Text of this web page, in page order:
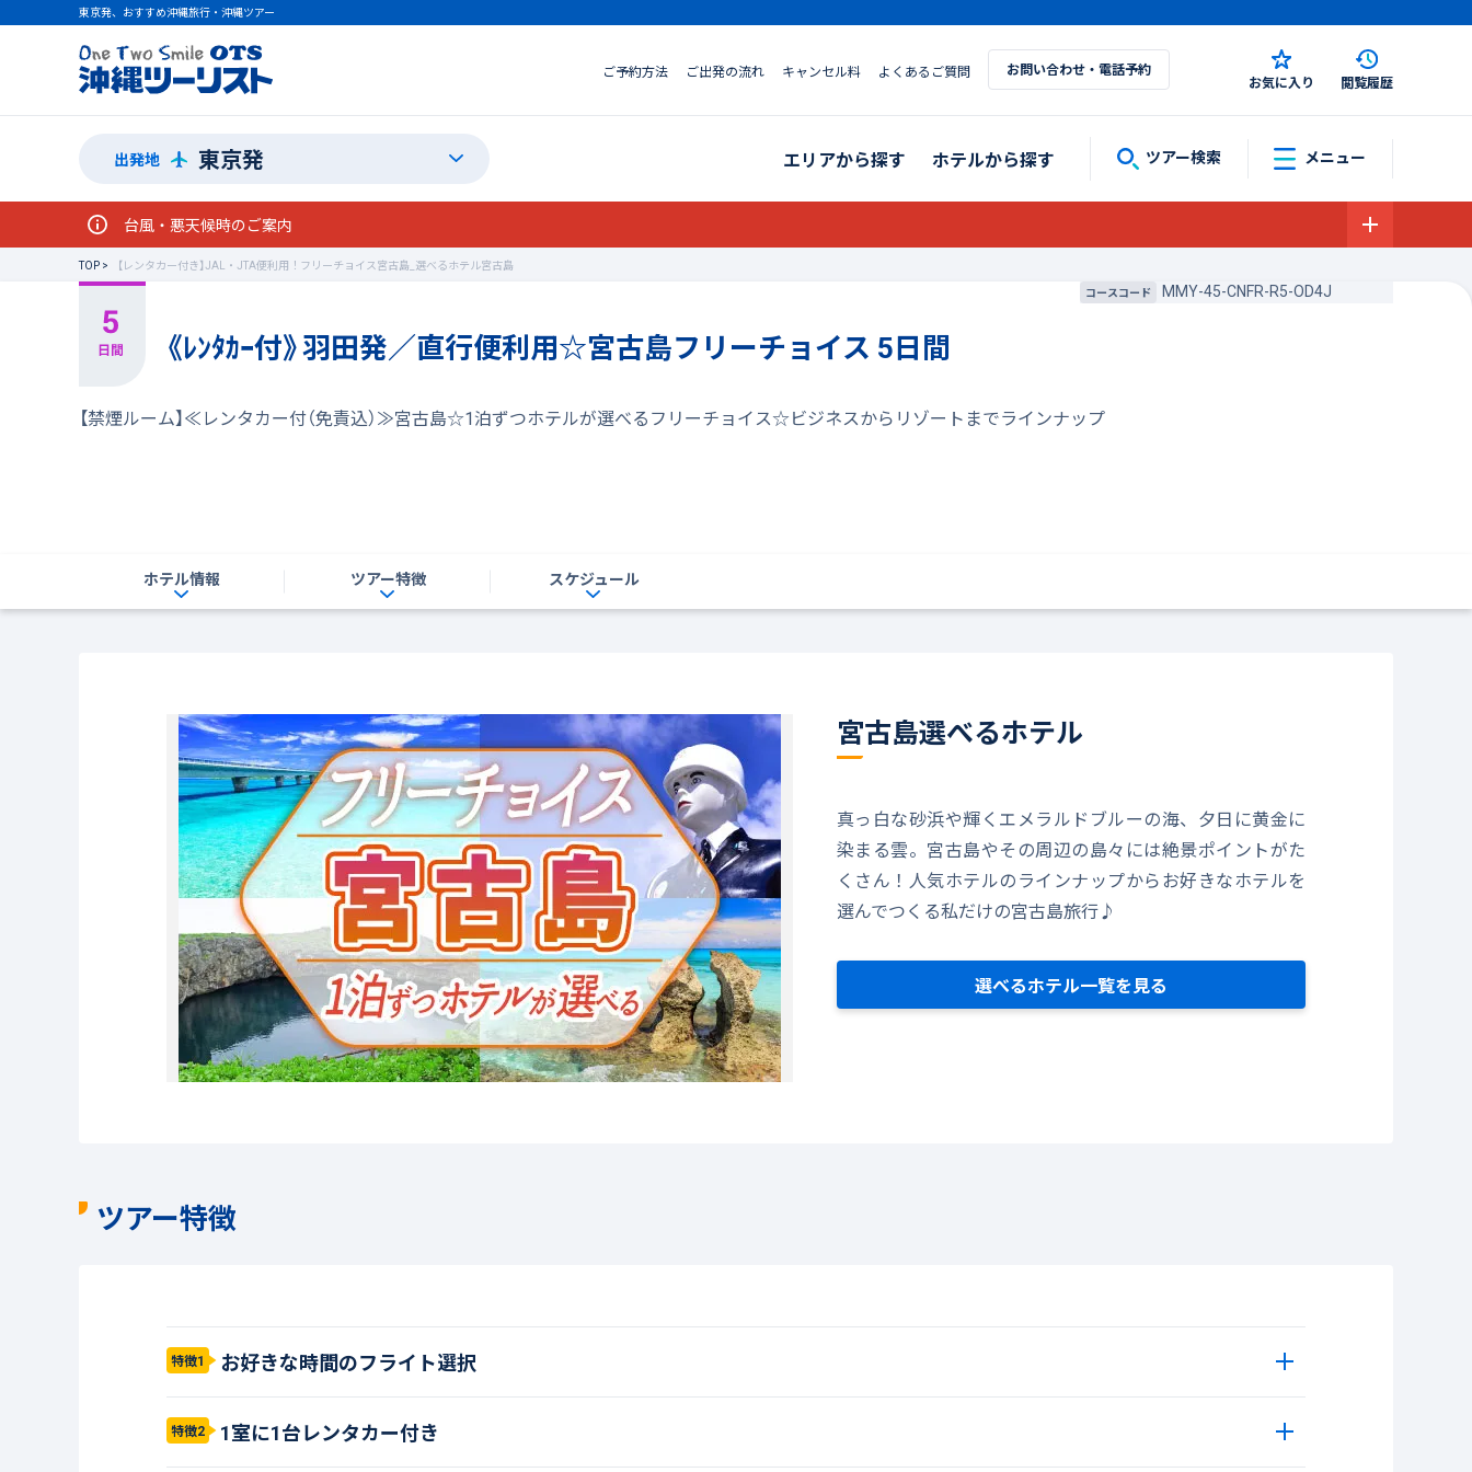
東京発、おすすめ沖縄旅行・沖縄ツアー
ご予約方法 ご出発の流れ キャンセル料 よくあるご質問 お問い合わせ・電話予約
お気に入り 閲覧履歴
出発地 東京発 エリアから探す ホテルから探す ツアー検索 メニュー
台風・悪天候時のご案内
TOP
【レンタカー付き】JAL・JTA便利用！フリーチョイス宮古島_選べるホテル宮古島
コースコード
MMY-45-CNFR-R5-OD4J
《ﾚﾝﾀｶｰ付》羽田発／直行便利用☆宮古島フリーチョイス 5日間
【禁煙ルーム】≪レンタカー付（免責込）≫宮古島☆1泊ずつホテルが選べるフリーチョイス☆ビジネスからリゾートまでラインナップ
ホテル情報 ツアー特徴 スケジュール
宮古島選べるホテル
真っ白な砂浜や輝くエメラルドブルーの海、夕日に黄金に
染まる雲。宮古島やその周辺の島々には絶景ポイントがた
くさん！人気ホテルのラインナップからお好きなホテルを
選んでつくる私だけの宮古島旅行♪
選べるホテル一覧を見る
ツアー特徴
特徴1 お好きな時間のフライト選択
特徴2 1室に1台レンタカー付き